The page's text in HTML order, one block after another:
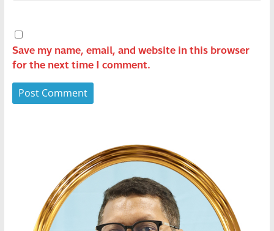
Save my name, email, and website in this browser
for the next time I comment.